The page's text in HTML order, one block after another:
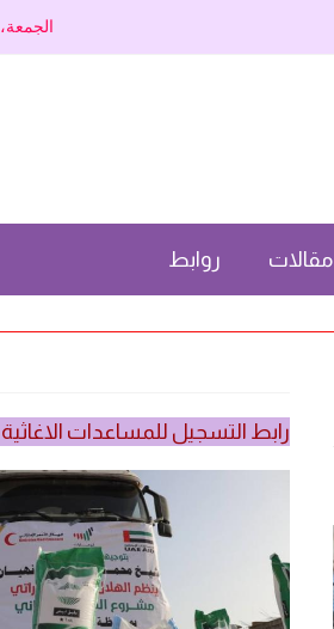
الجمعة، 07 آب/أغسطس 2026
مقالات روابط
رابط التسجيل للمساعدات الاغاثية